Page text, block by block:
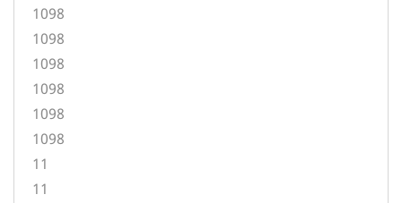
1098
1098
1098
1098
1098
1098
11
11